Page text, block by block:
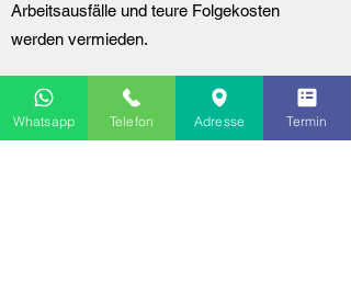
Arbeitsausfälle und teure Folgekosten
werden vermieden.
Die häufigsten Prüfobjekte im Kfz-
Whatsapp Telefon Adresse Termin